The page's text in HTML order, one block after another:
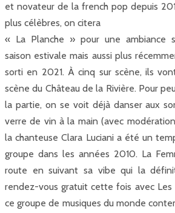
et novateur de la french pop depuis
plus célèbres, on citera
« La Planche » pour une ambiance
saison estivale mais aussi plus
sorti en 2021. À cinq sur scène, ils
scène du Château de la Rivière. Pour
la partie, on se voit déjà danser aux
verre de vin à la main (avec
la chanteuse Clara Luciani a été un
groupe dans les années 2010. La
route en suivant sa vibe qui la
rendez-vous gratuit cette fois avec Les
ce groupe de musiques du monde